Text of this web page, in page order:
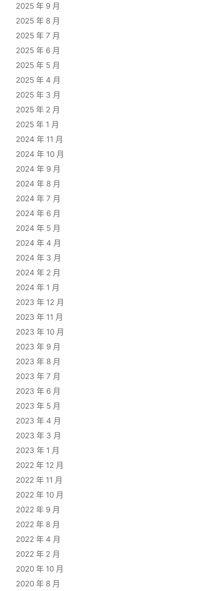
2025 年 9 月
2025 年 8 月
2025 年 7 月
2025 年 6 月
2025 年 5 月
2025 年 4 月
2025 年 3 月
2025 年 2 月
2025 年 1 月
2024 年 11 月
2024 年 10 月
2024 年 9 月
2024 年 8 月
2024 年 7 月
2024 年 6 月
2024 年 5 月
2024 年 4 月
2024 年 3 月
2024 年 2 月
2024 年 1 月
2023 年 12 月
2023 年 11 月
2023 年 10 月
2023 年 9 月
2023 年 8 月
2023 年 7 月
2023 年 6 月
2023 年 5 月
2023 年 4 月
2023 年 3 月
2023 年 1 月
2022 年 12 月
2022 年 11 月
2022 年 10 月
2022 年 9 月
2022 年 8 月
2022 年 4 月
2022 年 2 月
2020 年 10 月
2020 年 8 月